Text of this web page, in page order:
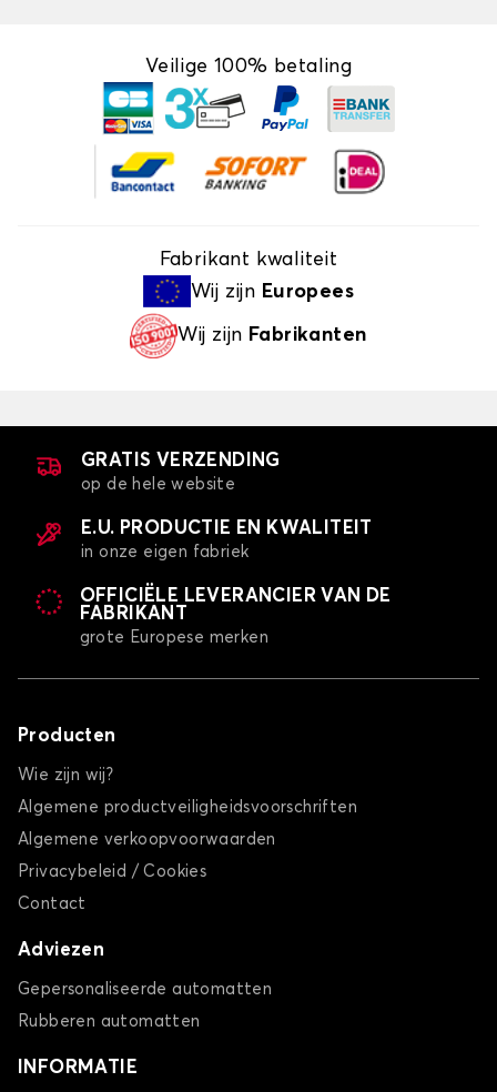
Veilige 100% betaling
Fabrikant kwaliteit
Wij zijn Europees
Wij zijn Fabrikanten
GRATIS VERZENDING
op de hele website
E.U. PRODUCTIE EN KWALITEIT
in onze eigen fabriek
OFFICIËLE LEVERANCIER VAN DE
FABRIKANT
grote Europese merken
Producten
Wie zijn wij?
Algemene productveiligheidsvoorschriften
Algemene verkoopvoorwaarden
Privacybeleid / Cookies
Contact
Adviezen
Gepersonaliseerde automatten
Rubberen automatten
INFORMATIE